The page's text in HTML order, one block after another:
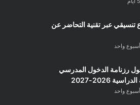
تنسيقي عبر تقنية التحاضر عن
واحد
رزنامة الدخول المدرسي
2026-2027
واحد